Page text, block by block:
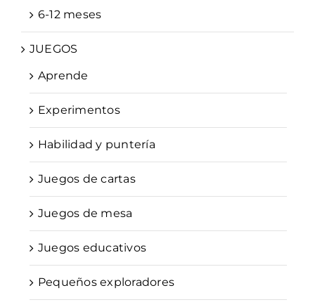
6-12 meses
JUEGOS
Aprende
Experimentos
Habilidad y puntería
Juegos de cartas
Juegos de mesa
Juegos educativos
Pequeños exploradores